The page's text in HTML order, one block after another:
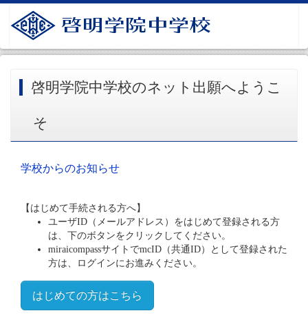
啓明学院中学校のネット出願へようこ
そ
学校からのお知らせ
【はじめて手続される方へ】
ユーザID（メールアドレス）をはじめて登録される方
は、下のボタンをクリックしてください。
miraicompassサイトでmcID（共通ID）として登録された
方は、ログインにお進みください。
はじめての方はこちら